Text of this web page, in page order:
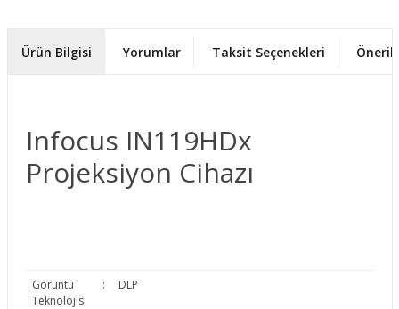
Ürün Bilgisi Yorumlar Taksit Seçenekleri
Infocus IN119HDx
Projeksiyon Cihazı
Görüntü
Teknolojisi
: DLP